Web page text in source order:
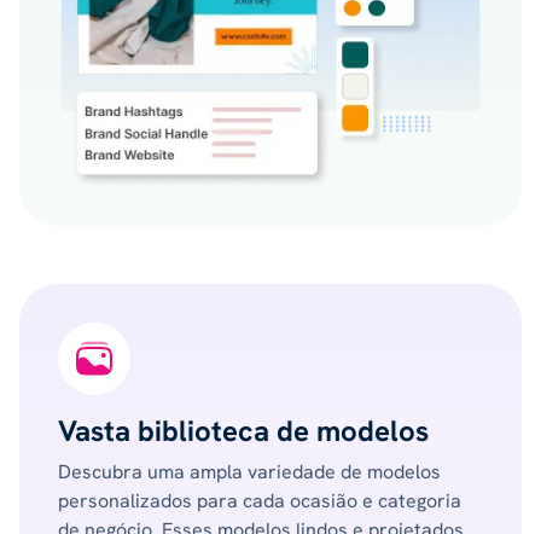
Vasta biblioteca de modelos
Descubra uma ampla variedade de modelos
personalizados para cada ocasião e categoria